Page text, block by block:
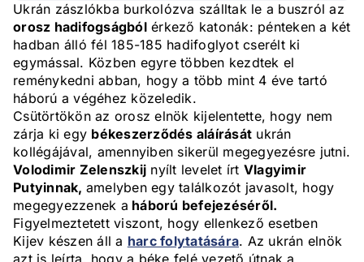
Ukrán zászlókba burkolózva szálltak le a buszról az
orosz hadifogságbólérkező katonák: pénteken a két
hadban álló fél 185-185 hadifoglyot cserélt ki
egymással. Közben egyre többen kezdtek el
reménykedni abban, hogy a több mint 4 éve tartó
háború a végéhez közeledik.
Csütörtökön az orosz elnök kijelentette, hogy nem
zárja ki egy békeszerződés aláírását ukrán
kollégájával, amennyiben sikerül megegyezésre jutni.
Volodimir Zelenszkij nyílt levelet írt Vlagyimir
Putyinnak, amelyben egy találkozót javasolt, hogy
megegyezzenek a háború befejezéséről.
Figyelmeztetett viszont, hogy ellenkező esetben
Kijev készen áll a harc folytatására. Az ukrán elnök